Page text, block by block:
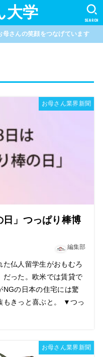
大学 SEARCH
母さんの笑顔をつなげています
お母さん業界新聞
」つっぱり棒博
編集部
仏人留学生がおもむろ
だった。欧米では賃貸で
NGの日本の住宅には驚
もきっと喜ぶと。 ▼つっ
お母さん業界新聞